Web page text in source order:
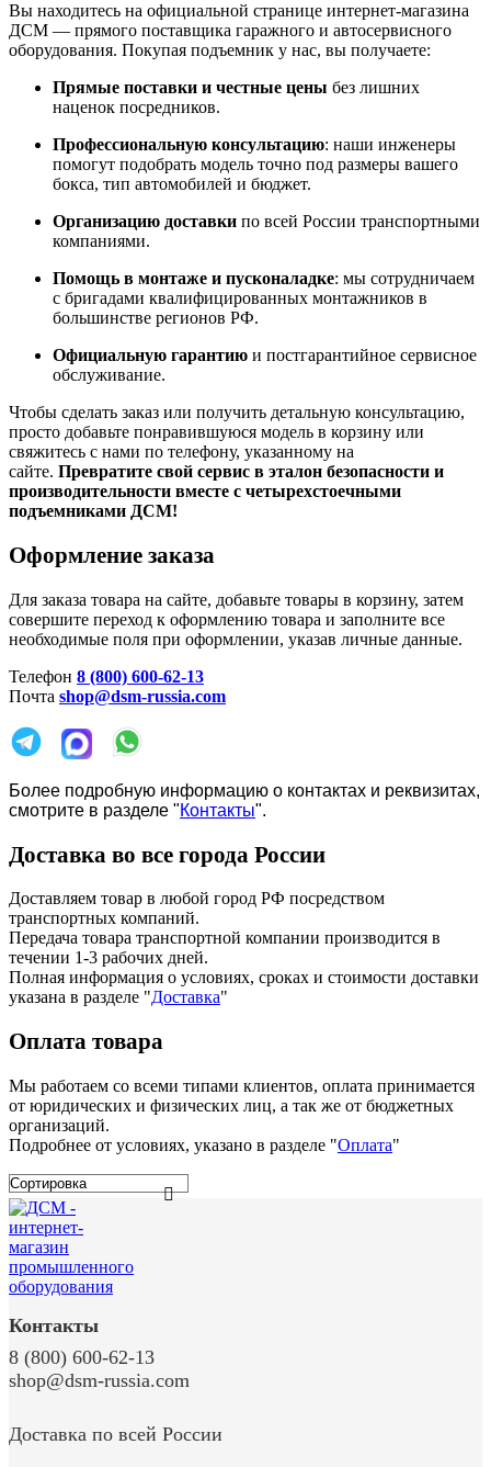
Вы находитесь на официальной странице интернет-магазина
ДСМ — прямого поставщика гаражного и автосервисного
оборудования. Покупая подъемник у нас, вы получаете:
Прямые поставки и честные цены без лишних
наценок посредников.
Профессиональную консультацию: наши инженеры
помогут подобрать модель точно под размеры вашего
бокса, тип автомобилей и бюджет.
Организацию доставки по всей России транспортными
компаниями.
Помощь в монтаже и пусконаладке: мы сотрудничаем
с бригадами квалифицированных монтажников в
большинстве регионов РФ.
Официальную гарантию и постгарантийное сервисное
обслуживание.
Чтобы сделать заказ или получить детальную консультацию,
просто добавьте понравившуюся модель в корзину или
свяжитесь с нами по телефону, указанному на
сайте. Превратите свой сервис в эталон безопасности и
производительности вместе с четырехстоечными
подъемниками ДСМ!
Оформление заказа
Для заказа товара на сайте, добавьте товары в корзину, затем
совершите переход к оформлению товара и заполните все
необходимые поля при оформлении, указав личные данные.
Телефон 8 (800) 600-62-13
Почта shop@dsm-russia.com
Более подробную информацию о контактах и реквизитах,
смотрите в разделе "Контакты".
Доставка во все города России
Доставляем товар в любой город РФ посредством
транспортных компаний.
Передача товара транспортной компании производится в
течении 1-3 рабочих дней.
Полная информация о условиях, сроках и стоимости доставки
указана в разделе "Доставка"
Оплата товара
Мы работаем со всеми типами клиентов, оплата принимается
от юридических и физических лиц, а так же от бюджетных
организаций.
Подробнее от условиях, указано в разделе "Оплата"
Контакты
8 (800) 600-62-13
shop@dsm-russia.com
Доставка по всей России